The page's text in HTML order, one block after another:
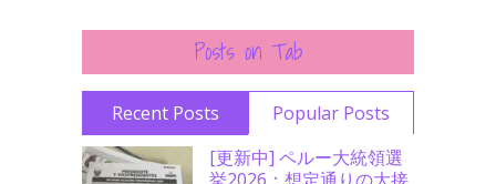
Posts on Tab
Recent Posts
Popular Posts
[更新中] ペルー大統領選